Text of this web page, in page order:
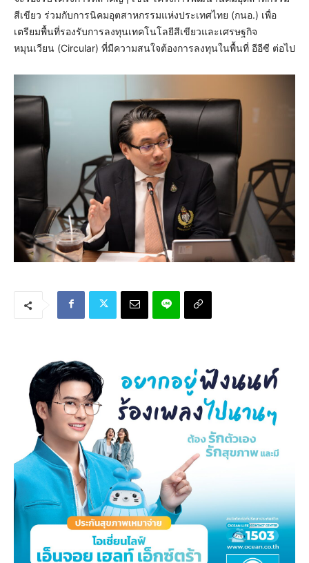
สีเขียว ร่วมกับการนิคมอุตสาหกรรมแห่งประเทศไทย (กนอ.) เพื่อ
เตรียมพื้นที่รองรับการลงทุนเทคโนโลยีสีเขียวและเศรษฐกิจ
หมุนเวียน (Circular) ที่มีความสนใจต้องการลงทุนในพื้นที่ อีอีซี ต่อไป